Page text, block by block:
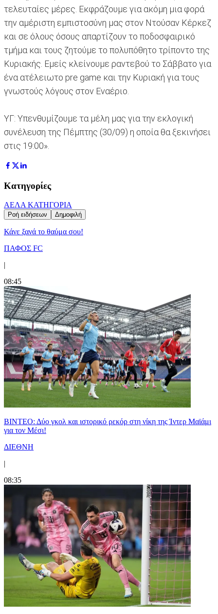
τελευταίες μέρες. Εκφράζουμε για ακόμη μια φορά
την αμέριστη εμπιστοσύνη μας στον Ντούσαν Κέρκεζ
και σε όλους όσους απαρτίζουν το ποδοσφαιρικό
τμήμα και τους ζητούμε το πολυπόθητο τρίποντο της
Κυριακής. Εμείς κλείνουμε ραντεβού το Σάββατο για
ένα ατέλειωτο pre game και την Κυριακή για τους
γνωστούς λόγους στον Εναέριο.
ΥΓ: Υπενθυμίζουμε τα μέλη μας για την εκλογική
συνέλευση της Πέμπτης (30/09) η οποία θα ξεκινήσει
στις 19:00».
Κατηγορίες
ΑΕΛΑ ΚΑΤΗΓΟΡΙΑ
Ροή ειδήσεων Δημοφιλή
Κάνε ξανά το θαύμα σου!
ΠΑΦΟΣ FC
|
08:45
ΒΙΝΤΕΟ: Δύο γκολ και ιστορικό ρεκόρ στη νίκη της Ίντερ Μαϊάμι
για τον Μέσι!
ΔΙΕΘΝΗ
|
08:35